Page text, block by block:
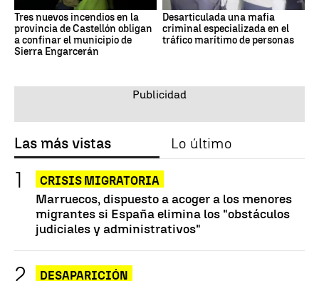
Tres nuevos incendios en la
provincia de Castellón obligan
a confinar el municipio de
Sierra Engarcerán
Desarticulada una mafia
criminal especializada en el
tráfico marítimo de personas
Las más vistas Lo último
CRISIS MIGRATORIA
Marruecos, dispuesto a acoger a los menores
migrantes si España elimina los "obstáculos
judiciales y administrativos"
DESAPARICIÓN